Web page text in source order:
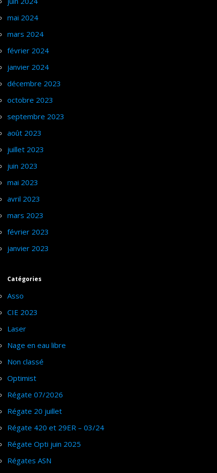
mai 2024
mars 2024
février 2024
janvier 2024
décembre 2023
octobre 2023
septembre 2023
août 2023
juillet 2023
juin 2023
mai 2023
avril 2023
mars 2023
février 2023
janvier 2023
Catégories
Asso
CIE 2023
Laser
Nage en eau libre
Non classé
Optimist
Régate 07/2026
Régate 20 juillet
Régate 420 et 29ER – 03/24
Régate Opti juin 2025
Régates ASN